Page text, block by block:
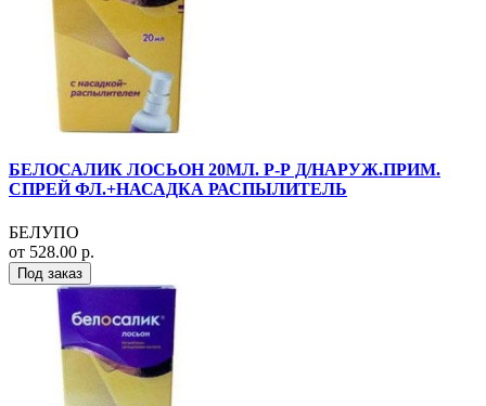
БЕЛОСАЛИК ЛОСЬОН 20МЛ. Р-Р Д/НАРУЖ.ПРИМ.
СПРЕЙ ФЛ.+НАСАДКА РАСПЫЛИТЕЛЬ
БЕЛУПО
от 528.00 р.
Под заказ